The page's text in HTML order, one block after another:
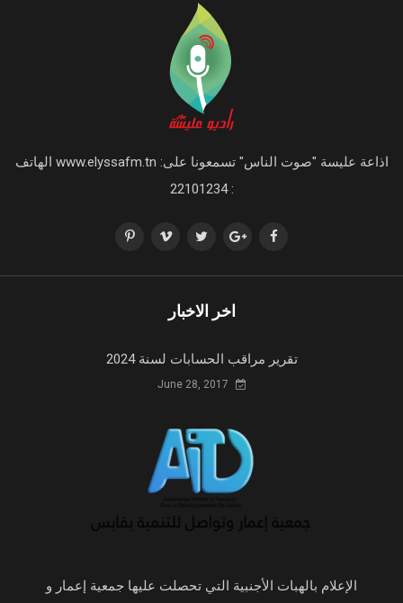
اذاعة عليسة "صوت الناس" تسمعونا على: www.elyssafm.tn الهاتف
: 22101234
اخر الاخبار
تقرير مراقب الحسابات لسنة 2024
الإعلام بالهبات الأجنبية التي تحصلت عليها جمعية إعمار و